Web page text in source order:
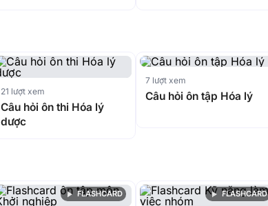
21 lượt xem
Câu hỏi ôn thi Hóa lý
dược
7 lượt xem
Câu hỏi ôn tập Hóa lý
FLASHCARD FLASHCARD